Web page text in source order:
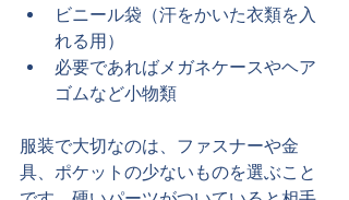
ビニール袋（汗をかいた衣類を入
れる用）
必要であればメガネケースやヘア
ゴムなど小物類
服装で大切なのは、ファスナーや金
具、ポケットの少ないものを選ぶこと